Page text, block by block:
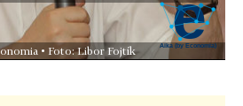
• Foto: Libor Fojtík